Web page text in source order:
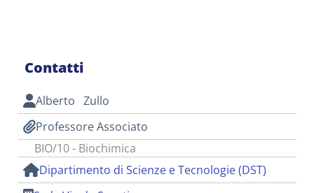
Contatti
Alberto Zullo
Professore Associato
BIO/10 - Biochimica
Dipartimento di Scienze e Tecnologie (DST)